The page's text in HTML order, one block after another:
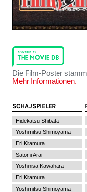
Die Film-Poster
Mehr Informationen.
SCHAUSPIELER
Hidekatsu Shibata
Yoshimitsu Shimoyama
Eri Kitamura
Satomi Arai
Yoshihisa Kawahara
Eri Kitamura
Yoshimitsu Shimoyama